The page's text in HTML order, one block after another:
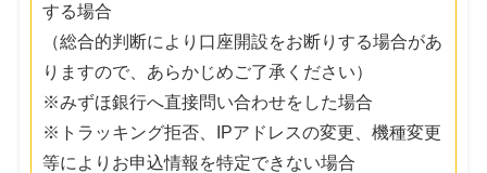
する場合
（総合的判断により口座開設をお断りする場合があ
りますので、あらかじめご了承ください）
※みずほ銀行へ直接問い合わせをした場合
※トラッキング拒否、IPアドレスの変更、機種変更
等によりお申込情報を特定できない場合